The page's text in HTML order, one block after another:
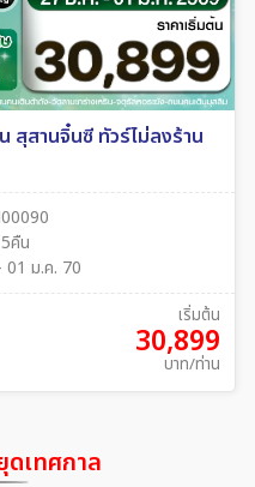
สุสานจิ๋นซี ทัวร์ไม่ลงร้าน
คืน
01 ม.ค. 70
เริ่มต้น
30,899
บาท/ท่าน
เทศกาล